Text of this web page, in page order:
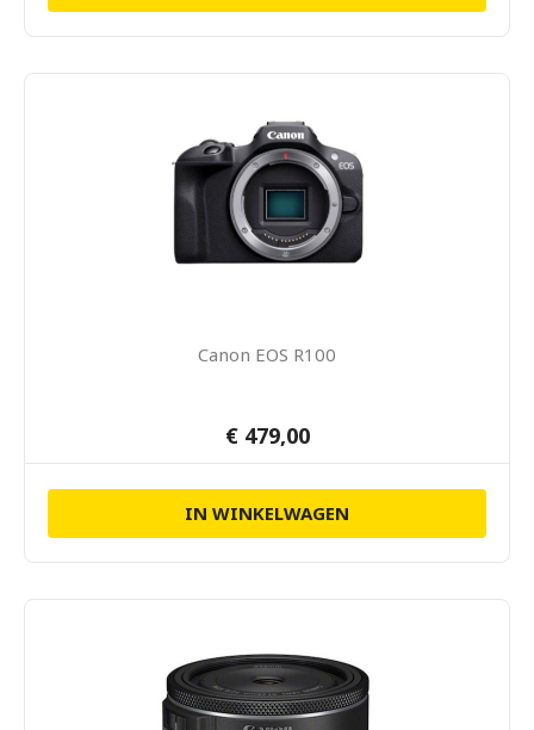
Canon EOS R100
€ 479,00
IN WINKELWAGEN